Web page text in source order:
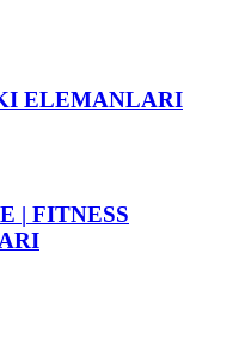
ELEMANLARI
| FITNESS